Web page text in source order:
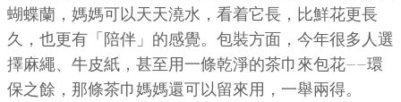
蝴蝶蘭，媽媽可以天天澆水，看着它長，比鮮花更長
久，也更有「陪伴」的感覺。包裝方面，今年很多人選
擇麻繩、牛皮紙，甚至用一條乾淨的茶巾來包花——環
保之餘，那條茶巾媽媽還可以留來用，一舉兩得。